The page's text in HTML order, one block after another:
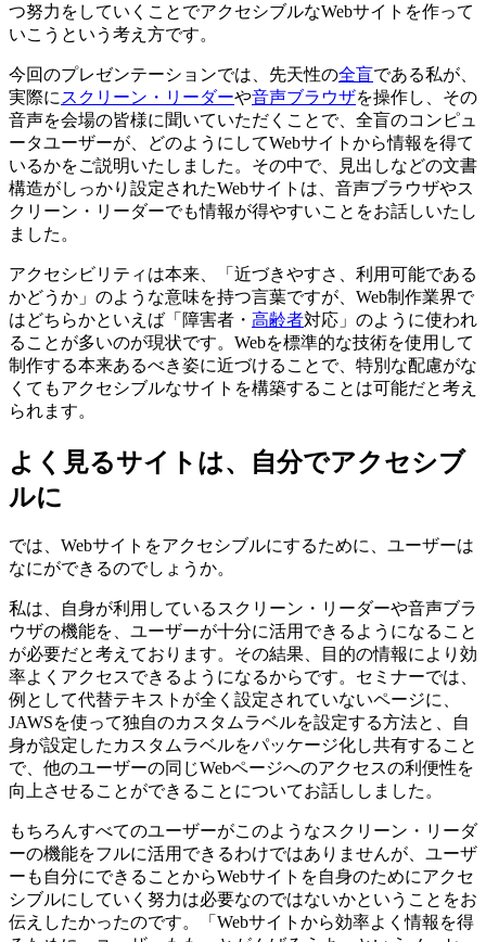
つ努力をしていくことでアクセシブルなWebサイトを作って
いこうという考え方です。
今回のプレゼンテーションでは、先天性の全盲である私が、
実際に スクリーン・リーダーや音声ブラウザを操作し、その
音声を会場の皆様に聞いていただくことで、全盲のコンピュ
ータユーザーが、どのようにしてWebサイトから情報を得て
いるかをご説明いたしました。その中で、見出しなどの文書
構造がしっかり設定されたWebサイトは、音声ブラウザやス
クリーン・リーダーでも情報が得やすいことをお話しいたし
ました。
アクセシビリティは本来、「近づきやすさ、利用可能である
かどうか」のような意味を持つ言葉ですが、Web制作業界で
はどちらかといえば「障害者・ 高齢者対応」のように使われ
ることが多いのが現状です。Webを標準的な技術を使用して
制作する本来あるべき姿に近づけることで、特別な配慮がな
くてもアクセシブルなサイトを構築することは可能だと考え
られます。
よく見るサイトは、自分でアクセシブ
ルに
では、Webサイトをアクセシブルにするために、ユーザーは
なにができるのでしょうか。
私は、自身が利用しているスクリーン・リーダーや音声ブラ
ウザの機能を、ユーザーが十分に活用できるようになること
が必要だと考えております。その結果、目的の情報により効
率よくアクセスできるようになるからです。セミナーでは、
例として代替テキストが全く設定されていないページに、
JAWSを使って独自のカスタムラベルを設定する方法と、自
身が設定したカスタムラベルをパッケージ化し共有すること
で、他のユーザーの同じWebページへのアクセスの利便性を
向上させることができることについてお話ししました。
もちろんすべてのユーザーがこのようなスクリーン・リーダ
ーの機能をフルに活用できるわけではありませんが、ユーザ
ーも自分にできることからWebサイトを自身のためにアクセ
シブルにしていく努力は必要なのではないかということをお
伝えしたかったのです。「Webサイトから効率よく情報を得